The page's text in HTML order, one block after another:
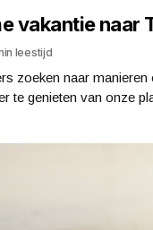
vakantie naar
leestijd
zoeken naar manieren
te genieten van onze